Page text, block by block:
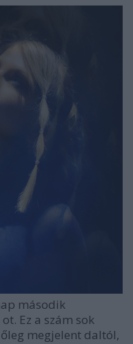
második
ot. Ez a szám sok
megjelent daltól,